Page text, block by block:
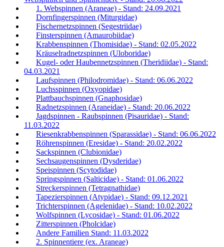
1. Webspinnen (Araneae) - Stand: 24.09.2021
Dornfingerspinnen (Miturgidae)
Fischernetzspinnen (Segestriidae)
Finsterspinnen (Amaurobiidae)
Krabbenspinnen (Thomisidae) - Stand: 02.05.2022
Kräuselradnetzspinnen (Uloboridae)
Kugel- oder Haubennetzspinnen (Theridiidae) - Stand:
04.03.2021
Laufspinnen (Philodromidae) - Stand: 06.06.2022
Luchsspinnen (Oxyopidae)
Plattbauchspinnen (Gnaphosidae)
Radnetzspinnen (Araneidae) - Stand: 20.06.2022
Jagdspinnen - Raubspinnen (Pisauridae) - Stand:
11.03.2022
Riesenkrabbenspinnen (Sparassidae) - Stand: 06.06.2022
Röhrenspinnen (Eresidae) - Stand: 20.02.2022
Sackspinnen (Clubionidae)
Sechsaugenspinnen (Dysderidae)
Speispinnen (Scytodidae)
Springspinnen (Salticidae) - Stand: 01.06.2022
Streckerspinnen (Tetragnathidae)
Tapezierspinnen (Atypidae) - Stand: 09.12.2021
Trichterspinnen (Agelenidae) - Stand: 10.02.2022
Wolfspinnen (Lycosidae) - Stand: 01.06.2022
Zitterspinnen (Pholcidae)
Andere Familien Stand: 11.03.2022
2. Spinnentiere (ex. Araneae)